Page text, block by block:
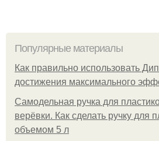
Популярные материалы
Как правильно использовать
достижения максимального
Самодельная ручка для
верёвки. Как сделать ручку для
объемом 5 л